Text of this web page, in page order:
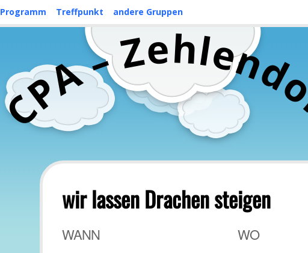
Programm Treffpunkt andere Gruppen
C
P
A–Zehlend
wir lassen Drachen steigen
WANN WO